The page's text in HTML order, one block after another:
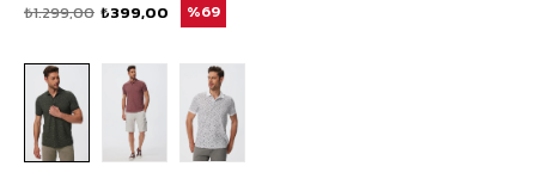
₺1.299,00 ₺399,00 69